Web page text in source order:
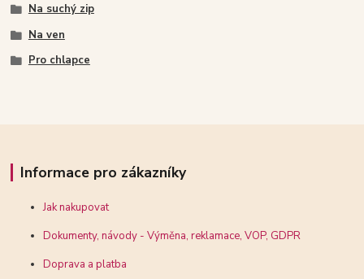
Na suchý zip
Na ven
Pro chlapce
Informace pro zákazníky
Jak nakupovat
Dokumenty, návody - Výměna, reklamace, VOP, GDPR
Doprava a platba